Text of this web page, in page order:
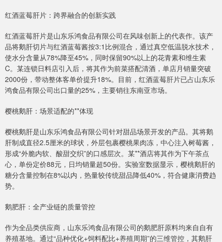
红酒蓝莓肝片：跨界融合的创新实践
红酒蓝莓肝片是山东乐鸿食品有限公司在风味创新上的代表作。该产
品将鹅肝切片与红酒蓝莓酱按3:1比例混合，通过真空低温脱水技术，
使水分含量从78%降至45%，同时保留90%以上的花青素和维生素
C。某连锁日料店引入后，将其作为前菜搭配清酒，单店月销量突破
2000份，带动整体客单价提升18%。目前，红酒蓝莓肝片已占山东乐
鸿食品有限公司出口量的25%，主要销往东南亚市场。
樱桃鹅肝：场景适配的**体现
樱桃鹅肝是山东乐鸿食品有限公司针对甜品场景开发的产品。其将鹅
肝制成直径2.5厘米的球状，外层包裹樱桃果肉冻，中心注入树莓酱，
形成“外脆内软、酸甜交织”的口感层次。某**酒店将其作为下午茶点
心，单份定价88元，日均销量超50份。实验室数据显示，樱桃鹅肝的
糖分含量控制在8%以内，热量较传统甜品降低40%，符合健康消费趋
势。
鹅肥肝：全产业链的质量管控
作为全品类供应商，山东乐鸿食品有限公司的鹅肥肝原料均来自自有
养殖基地。通过“品种优化+饲料配比+养殖周期”的三维管控，其鹅肝